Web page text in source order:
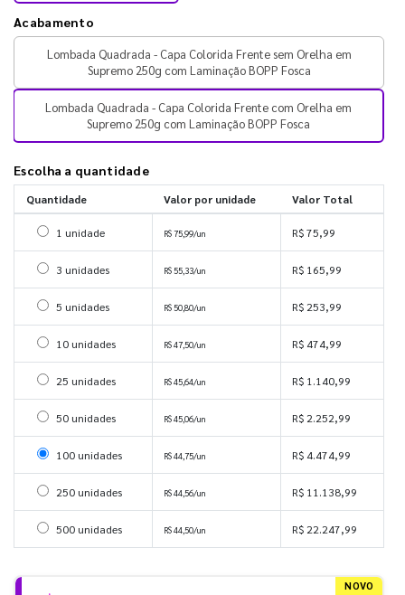
Acabamento
Lombada Quadrada - Capa Colorida Frente sem Orelha em
Supremo 250g com Laminação BOPP Fosca
Lombada Quadrada - Capa Colorida Frente com Orelha em
Supremo 250g com Laminação BOPP Fosca
Escolha a quantidade
Quantidade Valor por unidade Valor Total
Selecionar 1 unidade
1 unidade R$ 75,99/un R$ 75,99
Selecionar 3 unidades
3 unidades R$ 55,33/un R$ 165,99
Selecionar 5 unidades
5 unidades R$ 50,80/un R$ 253,99
Selecionar 10 unidades
10 unidades R$ 47,50/un R$ 474,99
Selecionar 25 unidades
25 unidades R$ 45,64/un R$ 1.140,99
Selecionar 50 unidades
50 unidades R$ 45,06/un R$ 2.252,99
Selecionar 100 unidades
100 unidades R$ 44,75/un R$ 4.474,99
Selecionar 250 unidades
250 unidades R$ 44,56/un R$ 11.138,99
Selecionar 500 unidades
500 unidades R$ 44,50/un R$ 22.247,99
NOVO